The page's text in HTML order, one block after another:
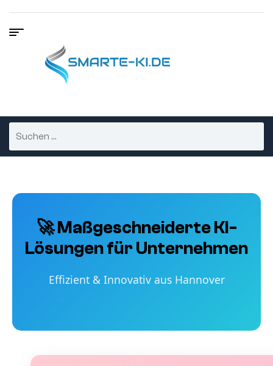
🚀 Maßgeschneiderte KI-
Lösungen für Unternehmen
Effizient & Innovativ aus Hannover